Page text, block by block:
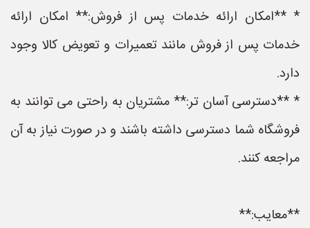
* **امکان ارائه خدمات پس از فروش:** امکان ارائه
خدمات پس از فروش مانند تعمیرات و تعویض کالا وجود
دارد.
* **دسترسی آسان تر:** مشتریان به راحتی می توانند به
فروشگاه شما دسترسی داشته باشند و در صورت نیاز به آن
مراجعه کنند.
**معایب:**